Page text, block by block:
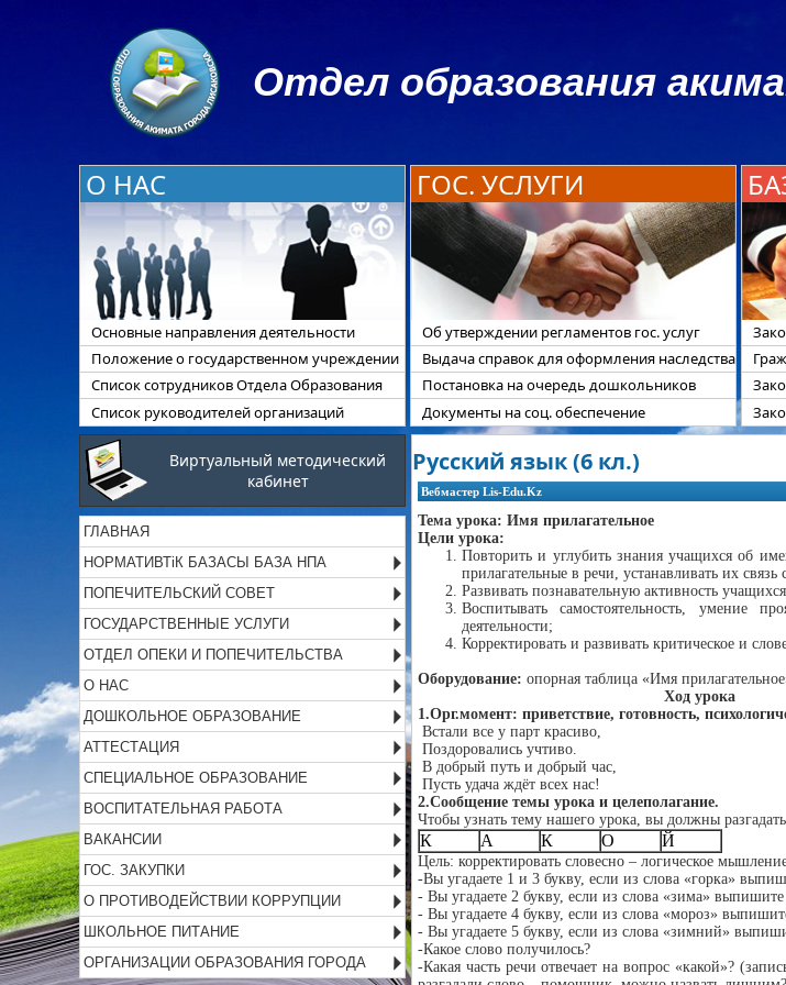
Отдел образования
О НАС
Основные направления деятельности
Положение о государственном учреждении
Список сотрудников Отдела Образования
Список руководителей организаций
ГОС. УСЛУГИ
Об утверждении регламентов гос. услуг
Выдача справок для оформления наследства
Постановка на очередь дошкольников
Документы на соц. обеспечение
Виртуальный методический
кабинет
ГЛАВНАЯ
НОРМАТИВТіК БАЗАСЫ БАЗА НПА
ПОПЕЧИТЕЛЬСКИЙ СОВЕТ
ГОСУДАРСТВЕННЫЕ УСЛУГИ
ОТДЕЛ ОПЕКИ И ПОПЕЧИТЕЛЬСТВА
О НАС
ДОШКОЛЬНОЕ ОБРАЗОВАНИЕ
АТТЕСТАЦИЯ
СПЕЦИАЛЬНОЕ ОБРАЗОВАНИЕ
ВОСПИТАТЕЛЬНАЯ РАБОТА
ВАКАНСИИ
ГОС. ЗАКУПКИ
О ПРОТИВОДЕЙСТВИИ КОРРУПЦИИ
ШКОЛЬНОЕ ПИТАНИЕ
ОРГАНИЗАЦИИ ОБРАЗОВАНИЯ ГОРОДА
Русский язык (6 кл.)
Вебмастер Lis-Edu.Kz
Тема урока: Имя прилагательное
Цели урока:
Повторить и углубить знания учащихся об
прилагательные в речи, устанавливать их
Развивать познавательную активность
Воспитывать самостоятельность, умение
деятельности;
Корректировать и развивать критическое и
Оборудование: опорная таблица «Имя
Ход урока
1.Орг.момент: приветствие, готовность,
Встали все у парт красиво,
Поздоровались учтиво.
В добрый путь и добрый час,
Пусть удача ждёт всех нас!
2.Сообщение темы урока и целеполагание.
Чтобы узнать тему нашего урока, вы должны
К А К О Й
Цель: корректировать словесно – логическое
-Вы угадаете 1 и 3 букву, если из слова «горка»
- Вы угадаете 2 букву, если из слова «зима»
- Вы угадаете 4 букву, если из слова «мороз»
- Вы угадаете 5 букву, если из слова «зимний»
-Какое слово получилось?
-Какая часть речи отвечает на вопрос